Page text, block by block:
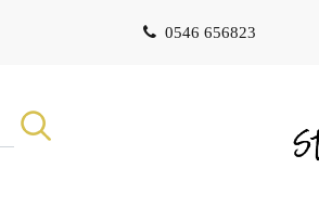
0546 656823